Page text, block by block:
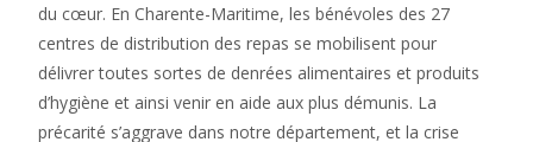
du cœur. En Charente-Maritime, les bénévoles des 27
centres de distribution des repas se mobilisent pour
délivrer toutes sortes de denrées alimentaires et produits
d’hygiène et ainsi venir en aide aux plus démunis. La
précarité s’aggrave dans notre département, et la crise